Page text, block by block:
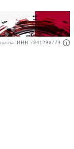
ИНН: 7708095468
ИНН 7841290773